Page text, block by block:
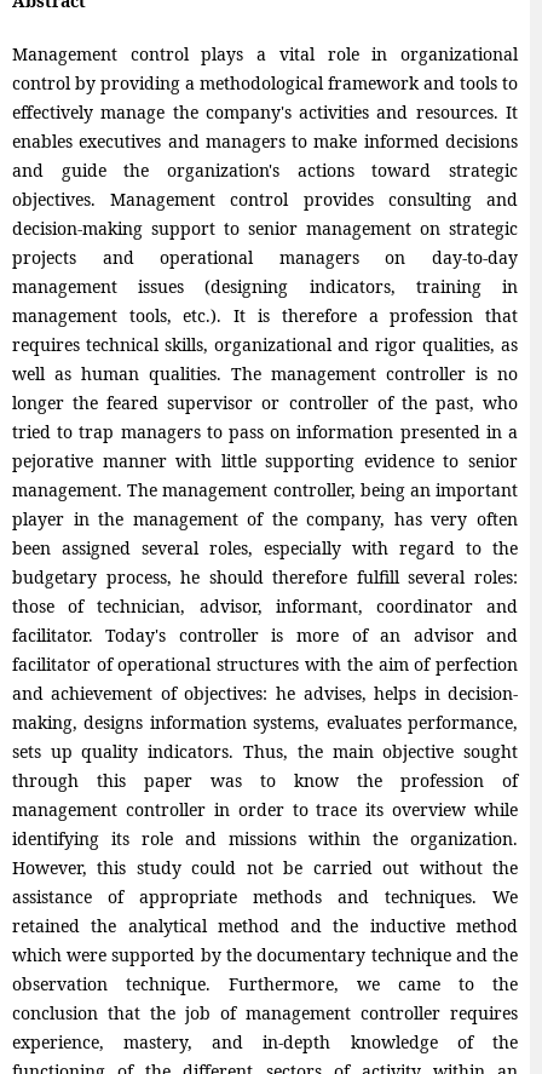
Management control plays a vital role in organizational
control by providing a methodological framework and tools to
effectively manage the company's activities and resources. It
enables executives and managers to make informed decisions
and guide the organization's actions toward strategic
objectives. Management control provides consulting and
decision-making support to senior management on strategic
projects and operational managers on day-to-day
management issues (designing indicators, training in
management tools, etc.). It is therefore a profession that
requires technical skills, organizational and rigor qualities, as
well as human qualities. The management controller is no
longer the feared supervisor or controller of the past, who
tried to trap managers to pass on information presented in a
pejorative manner with little supporting evidence to senior
management. The management controller, being an important
player in the management of the company, has very often
been assigned several roles, especially with regard to the
budgetary process, he should therefore fulfill several roles:
those of technician, advisor, informant, coordinator and
facilitator. Today's controller is more of an advisor and
facilitator of operational structures with the aim of perfection
and achievement of objectives: he advises, helps in decision-
making, designs information systems, evaluates performance,
sets up quality indicators. Thus, the main objective sought
through this paper was to know the profession of
management controller in order to trace its overview while
identifying its role and missions within the organization.
However, this study could not be carried out without the
assistance of appropriate methods and techniques. We
retained the analytical method and the inductive method
which were supported by the documentary technique and the
observation technique. Furthermore, we came to the
conclusion that the job of management controller requires
experience, mastery, and in-depth knowledge of the